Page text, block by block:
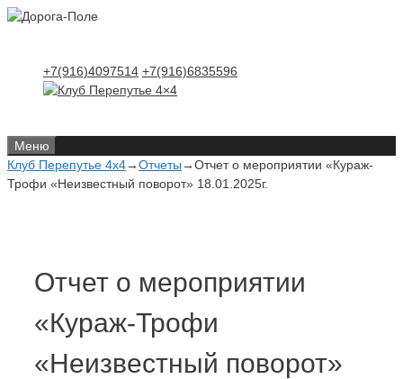
Перейти
Перейти
+7(916)4097514 +7(916)6835596
Меню
Клуб Перепутье 4x4→Отчеты→Отчет о мероприятии «Кураж-
Трофи «Неизвестный поворот» 18.01.2025г.
Отчет о мероприятии
«Кураж-Трофи
«Неизвестный поворот»